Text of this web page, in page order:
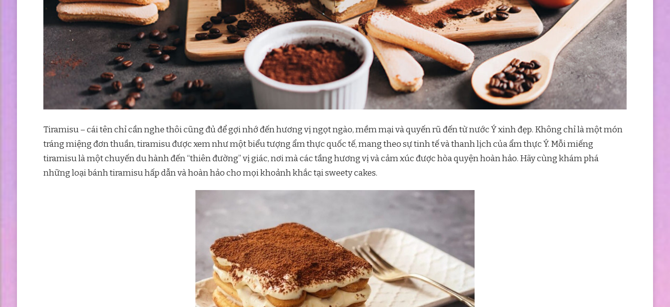
Tiramisu – cái tên chỉ cần nghe thôi cũng đủ để gợi nhớ đến hương vị ngọt ngào, mềm mại và quyến rũ đến từ nước Ý xinh đẹp. Không chỉ là một món
tráng miệng đơn thuần, tiramisu được xem như một biểu tượng ẩm thực quốc tế, mang theo sự tinh tế và thanh lịch của ẩm thực Ý. Mỗi miếng
tiramisu là một chuyến du hành đến “thiên đường” vị giác, nơi mà các tầng hương vị và cảm xúc được hòa quyện hoàn hảo. Hãy cùng khám phá
những loại bánh tiramisu hấp dẫn và hoàn hảo cho mọi khoảnh khắc tại sweety cakes.